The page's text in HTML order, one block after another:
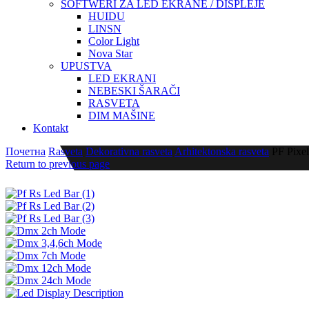
SOFTWERI ZA LED EKRANE / DISPLEJE
HUIDU
LINSN
Color Light
Nova Star
UPUSTVA
LED EKRANI
NEBESKI ŠARAČI
RASVETA
DIM MAŠINE
Kontakt
Почетна Rasveta Dekorativna rasveta Arhitektonska rasveta PF
Return to previous page